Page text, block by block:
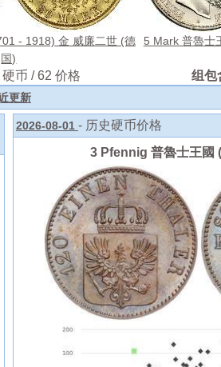
- 1918) 金 威廉二世 (德
国)
币 / 62 价格
5 Mark 普魯士
组
更新
2026-08-01 - 历史硬币价格
3 Pfennig 普魯士王國